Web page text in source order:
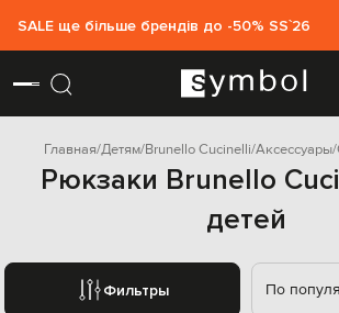
SALE ще більше брендів до -50% SS`26
Главная Детям Brunello Cucinelli Аксессуары
Рюкзаки Brunello
детей
Фильтры По